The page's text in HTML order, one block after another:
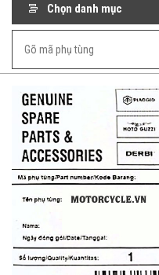
Chọn danh mục